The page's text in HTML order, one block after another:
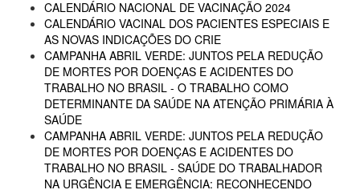
CALENDÁRIO NACIONAL DE VACINAÇÃO 2024
CALENDÁRIO VACINAL DOS PACIENTES ESPECIAIS E
AS NOVAS INDICAÇÕES DO CRIE
CAMPANHA ABRIL VERDE: JUNTOS PELA REDUÇÃO
DE MORTES POR DOENÇAS E ACIDENTES DO
TRABALHO NO BRASIL - O TRABALHO COMO
DETERMINANTE DA SAÚDE NA ATENÇÃO PRIMÁRIA À
SAÚDE
CAMPANHA ABRIL VERDE: JUNTOS PELA REDUÇÃO
DE MORTES POR DOENÇAS E ACIDENTES DO
TRABALHO NO BRASIL - SAÚDE DO TRABALHADOR
NA URGÊNCIA E EMERGÊNCIA: RECONHECENDO